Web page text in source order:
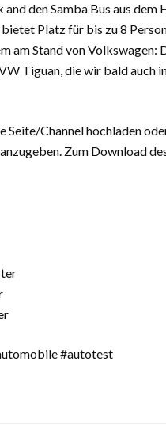
den Samba Bus aus dem
Platz für bis zu 8
am Stand von Volkswagen:
Tiguan, die wir bald auch
Seite/Channel hochladen
Zum Download
#autotest